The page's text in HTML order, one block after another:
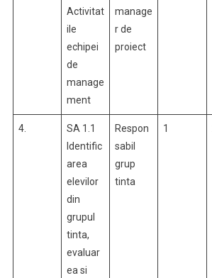
Activitat
ile
echipei
de
manage
ment
manage
r de
proiect
4.
SA 1.1
Identific
area
elevilor
din
grupul
tinta,
evaluar
ea si
Respon
sabil
grup
tinta
1